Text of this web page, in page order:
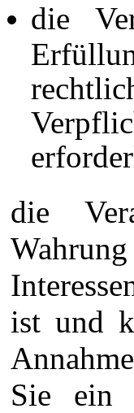
die
die
ist und
Sie ein